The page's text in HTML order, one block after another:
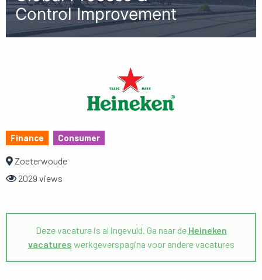
Control Improvement
Finance Consumer
Zoeterwoude
2029 views
Deze vacature is al ingevuld. Ga naar de Heineken
vacatures werkgeverspagina voor andere vacatures